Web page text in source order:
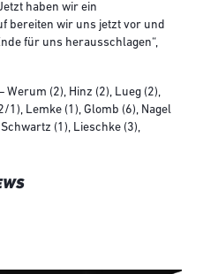
haben wir ein
bereiten wir uns jetzt vor und
für uns herausschlagen“,
Werum (2), Hinz (2), Lueg (2),
1), Lemke (1), Glomb (6), Nagel
(1), Lieschke (3),